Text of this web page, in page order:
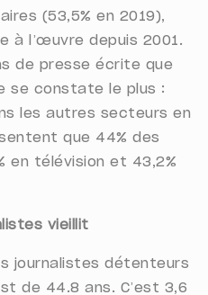
(53,5% en 2019),
à l’œuvre depuis 2001.
de presse écrite que
se constate le plus :
les autres secteurs en
que 44% des
en télévision et 43,2%
vieillit
journalistes détenteurs
de 44.8 ans. C’est 3,6